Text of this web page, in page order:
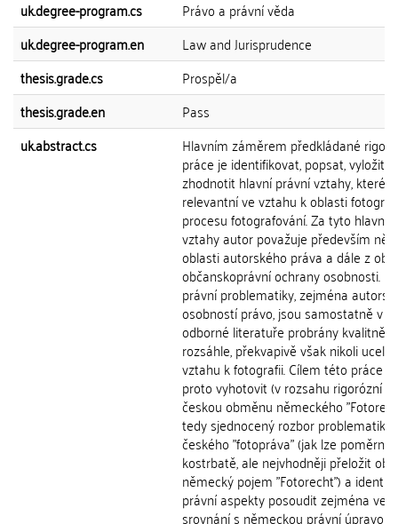
uk.degree-program.cs
Právo a právní věda
uk.degree-program.en
Law and Jurisprudence
thesis.grade.cs
Prospěl/a
thesis.grade.en
Pass
uk.abstract.cs
Hlavním záměrem předkládané
práce je identifikovat, popsat, vyložit a
zhodnotit hlavní právní vztahy, které
relevantní ve vztahu k oblasti
procesu fotografování. Za tyto hlavní
vztahy autor považuje především
oblasti autorského práva a dále z
občanskoprávní ochrany osobnosti.
právní problematiky, zejména
osobností právo, jsou samostatně v
odborné literatuře probrány kvalitně a
rozsáhle, překvapivě však nikoli
vztahu k fotografii. Cílem této práce
proto vyhotovit (v rozsahu rigorózní
českou obměnu německého
tedy sjednocený rozbor problematiky
českého "fotopráva" (jak lze poměrně
kostrbatě, ale nejvhodněji přeložit
německý pojem "Fotorecht") a
právní aspekty posoudit zejména ve
srovnání s německou právní úpravou.